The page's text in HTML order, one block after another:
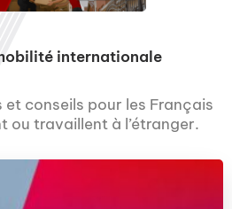
internationale
conseils pour les Français
ou travaillent à l’étranger.